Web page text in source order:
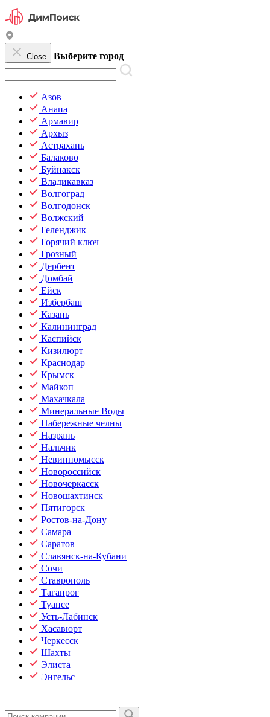
Close Выберите город
Азов
Анапа
Армавир
Архыз
Астрахань
Балаково
Буйнакск
Владикавказ
Волгоград
Волгодонск
Волжский
Геленджик
Горячий ключ
Грозный
Дербент
Домбай
Ейск
Избербаш
Казань
Калининград
Каспийск
Кизилюрт
Краснодар
Крымск
Майкоп
Махачкала
Минеральные Воды
Набережные челны
Назрань
Нальчик
Невинномысск
Новороссийск
Новочеркасск
Новошахтинск
Пятигорск
Ростов-на-Дону
Самара
Саратов
Славянск-на-Кубани
Сочи
Ставрополь
Таганрог
Туапсе
Усть-Лабинск
Хасавюрт
Черкесск
Шахты
Элиста
Энгельс